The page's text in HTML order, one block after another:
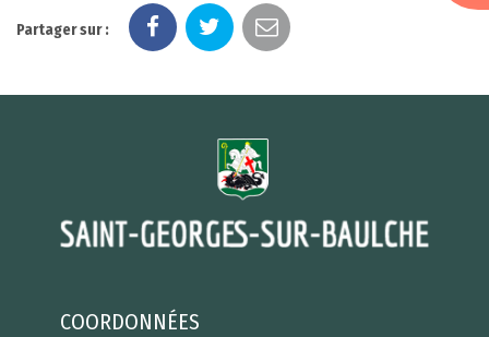
Partager sur :
COORDONNÉES